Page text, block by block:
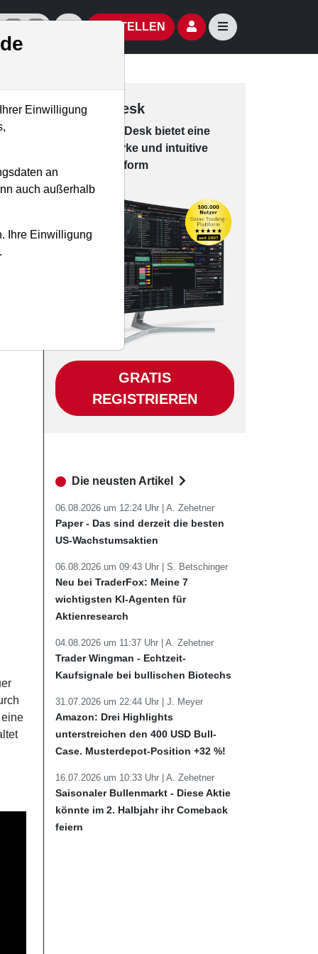
Social Media-Accounts
Aktien- und Artikelsuche öffnen
BESTELLEN Seitennavigation
Trading-Desk
Desk bie­tet eine
leis­tungs­star­ke und in­tui­tive
Han­dels­platt­form
GRATIS
REGISTRIEREN
Die neusten Artikel
06.08.2026 um 12:24 Uhr | A. Zehetner
Paper - Das sind derzeit die besten
US-Wachstumsaktien
06.08.2026 um 09:43 Uhr | S. Betschinger
Neu bei TraderFox: Meine 7
wichtigsten KI-Agenten für
Aktienresearch
04.08.2026 um 11:37 Uhr | A. Zehetner
Trader Wingman - Echtzeit-
Kaufsignale bei bullischen Biotechs
31.07.2026 um 22:44 Uhr | J. Meyer
Amazon: Drei Highlights
unterstreichen den 400 USD Bull-
Case. Musterdepot-Position +32 %!
16.07.2026 um 10:33 Uhr | A. Zehetner
Saisonaler Bullenmarkt - Diese Aktie
könnte im 2. Halbjahr ihr Comeback
feiern
Einwilligung
an
auch außerhalb
Ihre Einwilligung